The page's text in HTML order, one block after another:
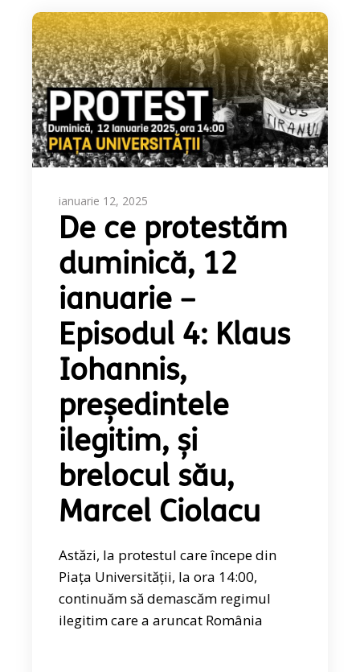
ianuarie 12, 2025
De ce protestăm
duminică, 12
ianuarie –
Episodul 4: Klaus
Iohannis,
președintele
ilegitim, și
brelocul său,
Marcel Ciolacu
Astăzi, la protestul care începe din
Piața Universității, la ora 14:00,
continuăm să demascăm regimul
ilegitim care a aruncat România